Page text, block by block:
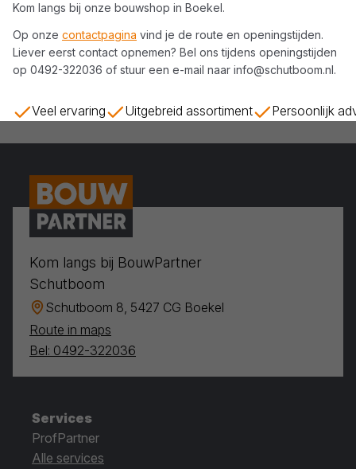
Kom langs bij onze bouwshop in Boekel.
Op onze contactpagina vind je de route en openingstijden.
Liever eerst contact opnemen? Bel ons tijdens openingstijden
op 0492-322036 of stuur een e-mail naar info@schutboom.nl.
Veel ervaring Uitgebreid assortiment Persoonlijk
Kom langs bij BouwPartner
Schutboom
Schutboom 8, 5427 CG Boekel
Route in maps
Bel: 0492-322036
Services
ProfPartner
Alle services